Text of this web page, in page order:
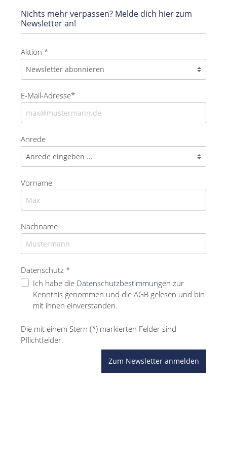
Nichts mehr verpassen? Melde dich hier zum
Newsletter an!
Aktion *
E-Mail-Adresse*
Anrede
Vorname
Nachname
Datenschutz *
Ich habe die Datenschutzbestimmungen zur
Kenntnis genommen und die AGB gelesen und bin
mit ihnen einverstanden.
Die mit einem Stern (*) markierten Felder sind
Pflichtfelder.
Zum Newsletter anmelden